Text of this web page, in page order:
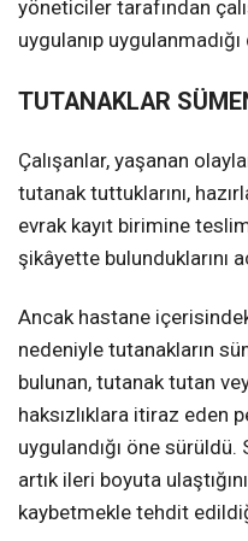
yöneticiler tarafından
uygulanıp uygulanmadığı
TUTANAKLAR
Çalışanlar, yaşanan
tutanak tuttuklarını,
evrak kayıt birimine
şikâyette bulunduklarını
Ancak hastane
nedeniyle tutanakların
bulunan, tutanak tutan
haksızlıklara itiraz eden
uygulandığı öne sürüldü.
artık ileri boyuta
kaybetmekle tehdit